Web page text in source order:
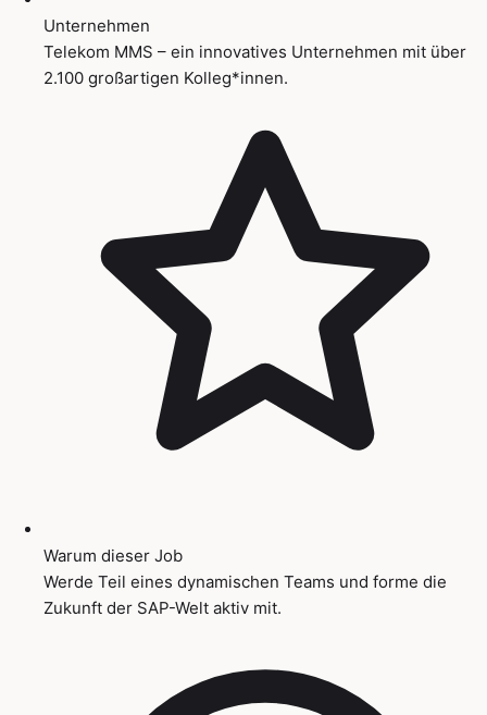
Unternehmen
Telekom MMS – ein innovatives Unternehmen mit über
2.100 großartigen Kolleg*innen.
Warum dieser Job
Werde Teil eines dynamischen Teams und forme die
Zukunft der SAP-Welt aktiv mit.